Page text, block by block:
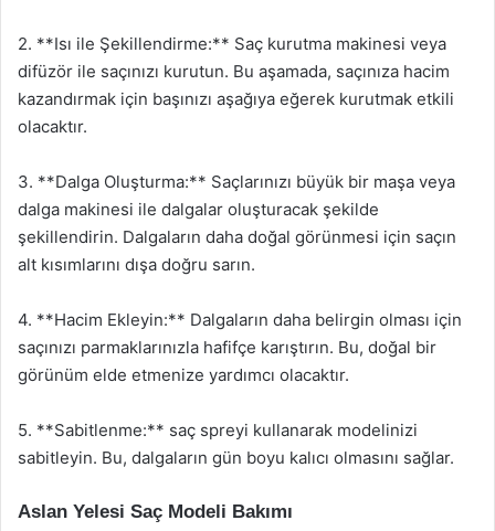
2. **Isı ile Şekillendirme:** Saç kurutma makinesi veya
difüzör ile saçınızı kurutun. Bu aşamada, saçınıza hacim
kazandırmak için başınızı aşağıya eğerek kurutmak etkili
olacaktır.
3. **Dalga Oluşturma:** Saçlarınızı büyük bir maşa veya
dalga makinesi ile dalgalar oluşturacak şekilde
şekillendirin. Dalgaların daha doğal görünmesi için saçın
alt kısımlarını dışa doğru sarın.
4. **Hacim Ekleyin:** Dalgaların daha belirgin olması için
saçınızı parmaklarınızla hafifçe karıştırın. Bu, doğal bir
görünüm elde etmenize yardımcı olacaktır.
5. **Sabitlenme:** saç spreyi kullanarak modelinizi
sabitleyin. Bu, dalgaların gün boyu kalıcı olmasını sağlar.
Aslan Yelesi Saç Modeli Bakımı